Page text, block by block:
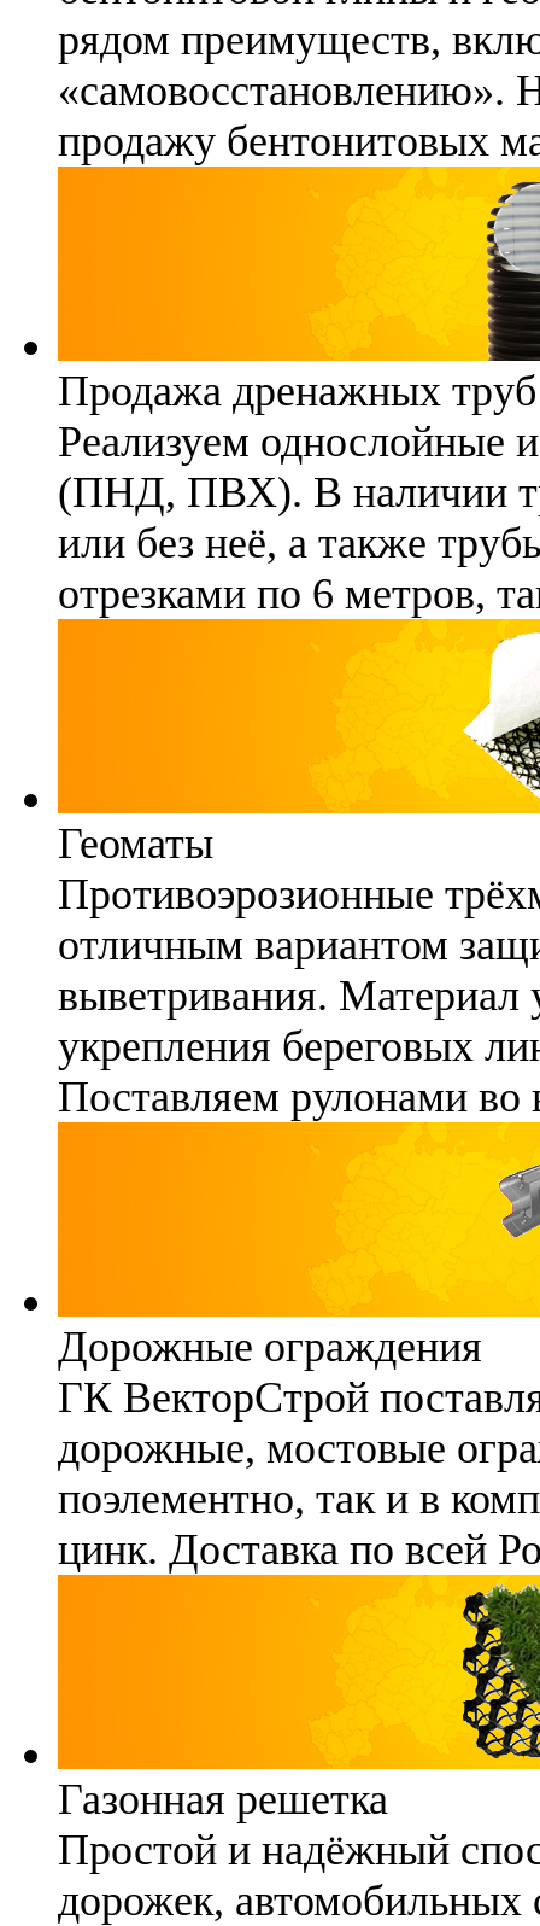
рядом преимуществ,
«самовосстановлению».
продажу бентонитовых
Продажа дренажных труб
Реализуем однослойные
(ПНД, ПВХ). В наличии
или без неё, а также
отрезками по 6 метров,
Геоматы
Противоэрозионные
отличным вариантом
выветривания. Материал
укрепления береговых
Поставляем рулонами
Дорожные ограждения
ГК ВекторСтрой
дорожные, мостовые
поэлементно, так и в
цинк. Доставка по всей
Газонная решетка
Простой и надёжный
дорожек, автомобильных